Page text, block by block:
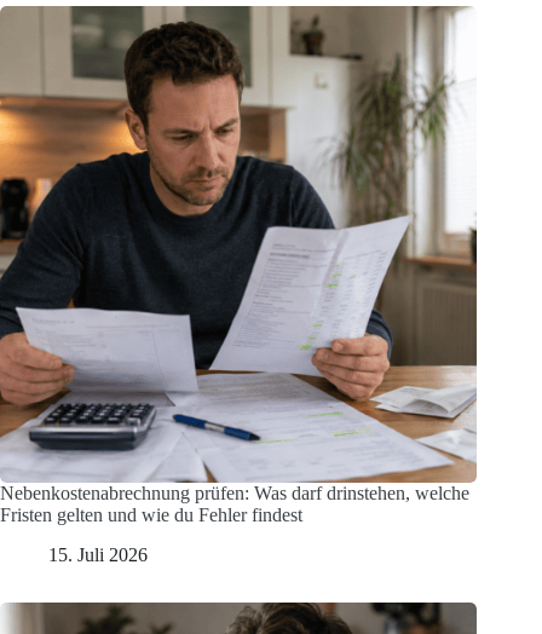
Nebenkostenabrechnung prüfen: Was darf drinstehen, welche
Fristen gelten und wie du Fehler findest
15. Juli 2026